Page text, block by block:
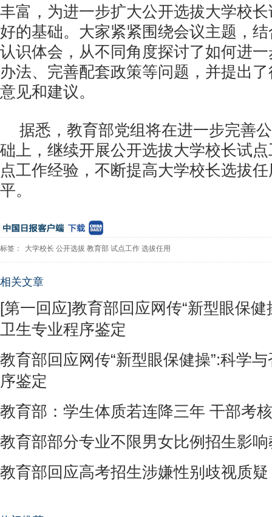
丰富，为进一步扩大公开选拔大学校
好的基础。大家紧紧围绕会议主题，
认识体会，从不同角度探讨了如何进
办法、完善配套政策等问题，并提出
意见和建议。
据悉，教育部党组将在进一步完善
础上，继续开展公开选拔大学校长试
点工作经验，不断提高大学校长选拔
平。
标签： 大学校长 公开选拔 教育部 试点工作 选拔任用
相关文章
[第一回应]教育部回应网传“新型眼保健
卫生专业程序鉴定
教育部回应网传“新型眼保健操”:科学
序鉴定
教育部：学生体质若连降三年 干部考
教育部部分专业不限男女比例招生影
教育部回应高考招生涉嫌性别歧视质疑